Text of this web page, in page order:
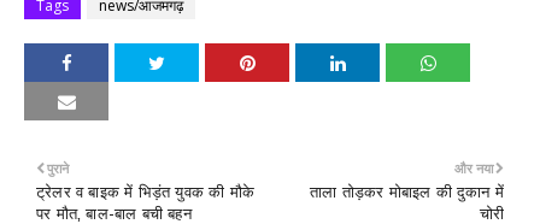
Tags news/आजमगढ़
और नया
ताला तोड़कर मोबाइल की दुकान में
चोरी
पुराने
ट्रेलर व बाइक में भिड़ंत युवक की मौके
पर मौत, बाल-बाल बची बहन